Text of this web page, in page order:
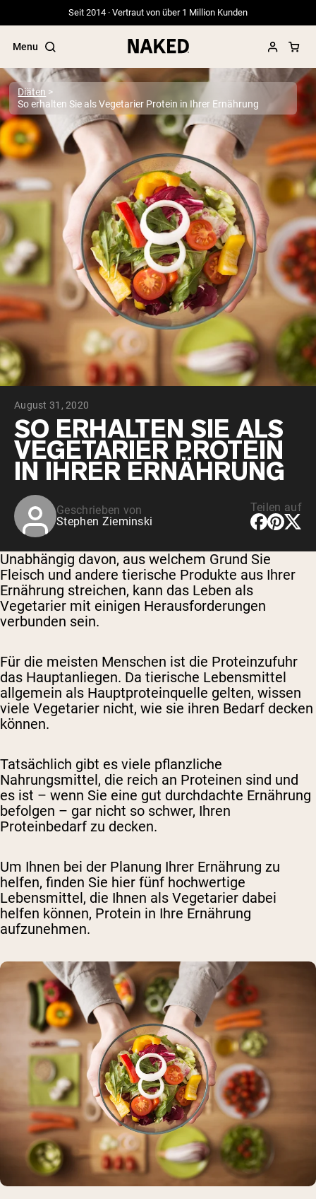
Seit 2014 · Vertraut von über 1 Million Kunden
Menu
Beliebte Suchbegriffe
”Protein Powder“
”Overnight Oats“
”Vegan protein“
”Collagen“
”Micellar Casein“
Diäten
So erhalten Sie als Vegetarier Protein in Ihrer Ernährung
August 31, 2020
SO ERHALTEN SIE ALS
VEGETARIER PROTEIN
IN IHRER ERNÄHRUNG
Geschrieben von
Stephen Zieminski
Teilen auf
Unabhängig davon, aus welchem ​​Grund Sie
Fleisch und andere tierische Produkte aus Ihrer
Ernährung streichen, kann das Leben als
Vegetarier mit einigen Herausforderungen
verbunden sein.
Für die meisten Menschen ist die Proteinzufuhr
das Hauptanliegen. Da tierische Lebensmittel
allgemein als Hauptproteinquelle gelten, wissen
viele Vegetarier nicht, wie sie ihren Bedarf decken
können.
Tatsächlich gibt es viele pflanzliche
Nahrungsmittel, die reich an Proteinen sind und
es ist – wenn Sie eine gut durchdachte Ernährung
befolgen – gar nicht so schwer, Ihren
Proteinbedarf zu decken.
Um Ihnen bei der Planung Ihrer Ernährung zu
helfen, finden Sie hier fünf hochwertige
Lebensmittel, die Ihnen als Vegetarier dabei
helfen können, Protein in Ihre Ernährung
aufzunehmen.